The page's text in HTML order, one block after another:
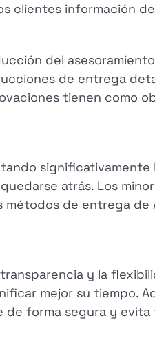
clientes información
del
de entrega
tienen como
atrás. Los
de entrega de
y la
mejor su tiempo.
forma segura y